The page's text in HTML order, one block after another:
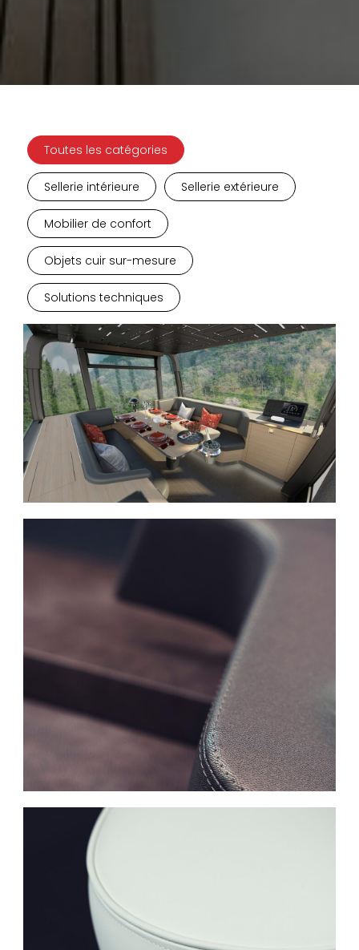
Toutes les catégories
Sellerie intérieure Sellerie extérieure
Mobilier de confort
Objets cuir sur-mesure
Solutions techniques